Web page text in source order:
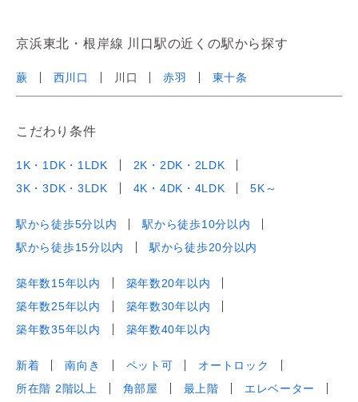
京浜東北・根岸線 川口駅の近くの駅から探す
蕨 西川口 川口 赤羽 東十条
こだわり条件
1K・1DK・1LDK
2K・2DK・2LDK
3K・3DK・3LDK
4K・4DK・4LDK 5K～
駅から徒歩5分以内
駅から徒歩10分以内
駅から徒歩15分以内
駅から徒歩20分以内
築年数15年以内
築年数20年以内
築年数25年以内
築年数30年以内
築年数35年以内
築年数40年以内
新着 南向き ペット可
オートロック
所在階 2階以上
角部屋 最上階
エレベーター